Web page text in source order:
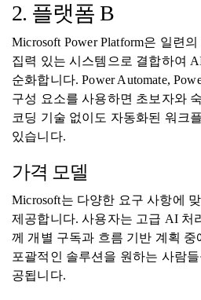
2. 플랫폼 B
Microsoft Power Platform은 일련
집력 있는 시스템으로 결합하여
순화합니다. Power Automate,
구성 요소를 사용하면 초보자와
코딩 기술 없이도 자동화된 워크
있습니다.
가격 모델
Microsoft는 다양한 요구 사항에
제공합니다. 사용자는 고급 AI 처
께 개별 구독과 흐름 기반 계획
포괄적인 솔루션을 원하는 사람
공됩니다.